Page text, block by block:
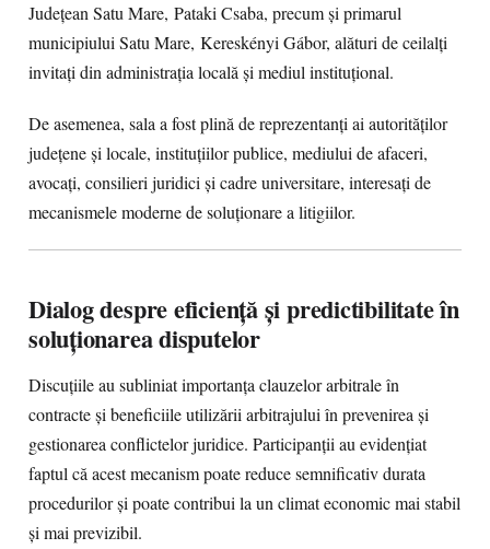
Județean Satu Mare, Pataki Csaba, precum și primarul
municipiului Satu Mare, Kereskényi Gábor, alături de ceilalți
invitați din administrația locală și mediul instituțional.
De asemenea, sala a fost plină de reprezentanți ai autorităților
județene și locale, instituțiilor publice, mediului de afaceri,
avocați, consilieri juridici și cadre universitare, interesați de
mecanismele moderne de soluționare a litigiilor.
Dialog despre eficiență și predictibilitate în
soluționarea disputelor
Discuțiile au subliniat importanța clauzelor arbitrale în
contracte și beneficiile utilizării arbitrajului în prevenirea și
gestionarea conflictelor juridice. Participanții au evidențiat
faptul că acest mecanism poate reduce semnificativ durata
procedurilor și poate contribui la un climat economic mai stabil
și mai previzibil.